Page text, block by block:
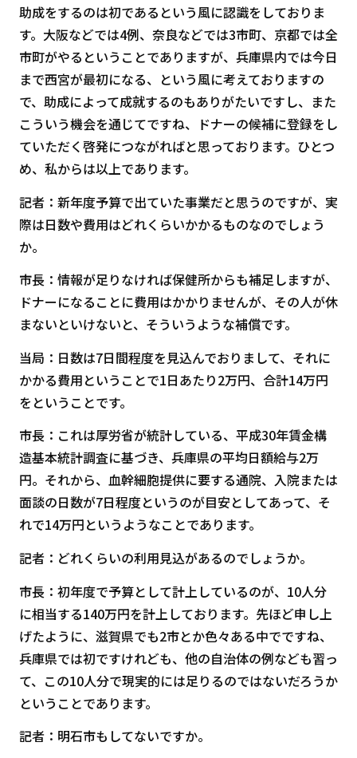
助成をするのは初であるという風に認識をしておりま
す。大阪などでは4例、奈良などでは3市町、京都では全
市町がやるということでありますが、兵庫県内では今日
まで西宮が最初になる、という風に考えておりますの
で、助成によって成就するのもありがたいですし、また
こういう機会を通じてですね、ドナーの候補に登録をし
ていただく啓発につながればと思っております。ひとつ
め、私からは以上であります。
記者：新年度予算で出ていた事業だと思うのですが、実
際は日数や費用はどれくらいかかるものなのでしょう
か。
市長：情報が足りなければ保健所からも補足しますが、
ドナーになることに費用はかかりませんが、その人が休
まないといけないと、そういうような補償です。
当局：日数は7日間程度を見込んでおりまして、それに
かかる費用ということで1日あたり2万円、合計14万円
をということです。
市長：これは厚労省が統計している、平成30年賃金構
造基本統計調査に基づき、兵庫県の平均日額給与2万
円。それから、血幹細胞提供に要する通院、入院または
面談の日数が7日程度というのが目安としてあって、そ
れで14万円というようなことであります。
記者：どれくらいの利用見込があるのでしょうか。
市長：初年度で予算として計上しているのが、10人分
に相当する140万円を計上しております。先ほど申し上
げたように、滋賀県でも2市とか色々ある中でですね、
兵庫県では初ですけれども、他の自治体の例なども習っ
て、この10人分で現実的には足りるのではないだろうか
ということであります。
記者：明石市もしてないですか。